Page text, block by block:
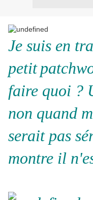
Je suis en
petit
faire quoi ?
non quand
serait pas
montre il